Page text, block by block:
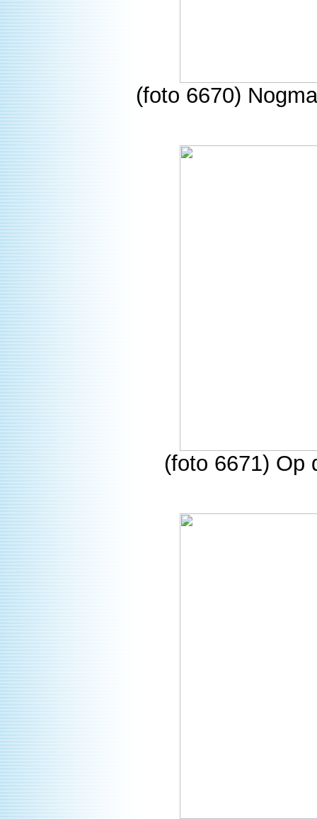
(foto 6670)
(foto 6671) Op